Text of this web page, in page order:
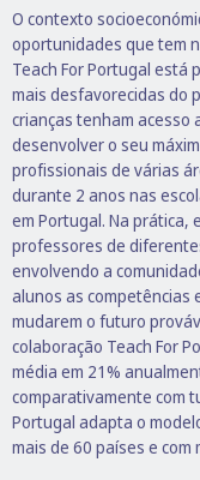
O contexto
oportunidades que tem
Teach For Portugal está
mais desfavorecidas do
crianças tenham acesso
desenvolver o seu
profissionais de várias
durante 2 anos nas
em Portugal. Na prática,
professores de
envolvendo a
alunos as competências
mudarem o futuro
colaboração Teach For
média em 21%
comparativamente com
Portugal adapta o
mais de 60 países e com
essenciais e
a experiência do
informações
sua atividade fora
O
os respetivos
Cookies
Cookies para
Cookies para